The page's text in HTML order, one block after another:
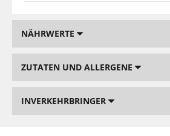
NÄHRWERTE
ZUTATEN UND ALLERGENE
INVERKEHRBRINGER